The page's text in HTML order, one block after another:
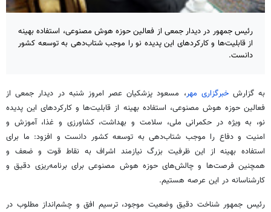
رئیس جمهور در دیدار جمعی از فعالین حوزه هوش مصنوعی،‌ استفاده بهینه
از قابلیت‌ها و کارکردهای این پدیده نو را موجب شتاب‌دهی به توسعه کشور
دانست.
به گزارشخبرگزاری مهر، مسعود پزشکیان عصر امروز شنبه در دیدار جمعی از
فعالین حوزه هوش مصنوعی، استفاده بهینه از قابلیت‌ها و کارکردهای این پدیده
نو، به ویژه در حکمرانی ملی، سلامت و بهداشت، کشاورزی و غذا، آموزش و
امنیت و دفاع را موجب شتاب‌دهی به توسعه کشور دانست و افزود: ما برای
استفاده بهینه از این ظرفیت بزرگ نیازمند اشراف به نقاط قوت و ضعف و
همچنین فرصت‌ها و چالش‌های حوزه هوش مصنوعی برای برنامه‌ریزی دقیق و
کارشناسانه در این عرصه هستیم.‌
رئیس جمهور شناخت دقیق وضعیت موجود، ترسیم افق و چشم‌انداز مطلوب در